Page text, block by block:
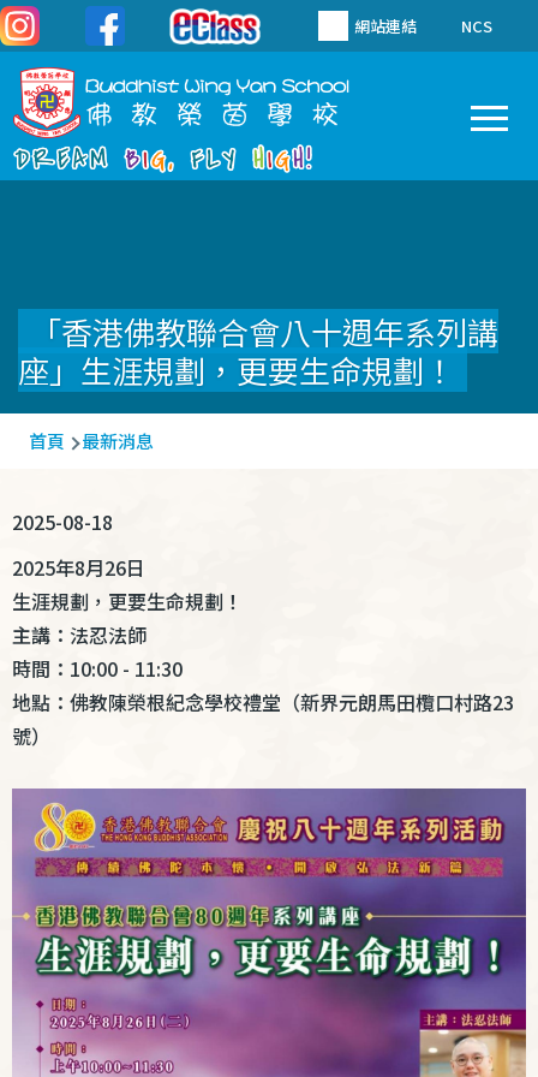
移至主內容 網站連結 NCS
「香港佛教聯合會八十週年系列講
座」生涯規劃，更要生命規劃！
導
連
結
首頁 最新消息
2025-08-18
2025年8月26日
生涯規劃，更要生命規劃！
主講：法忍法師
時間：10:00 - 11:30
地點：佛教陳榮根紀念學校禮堂（新界元朗馬田欖口村路23
號）